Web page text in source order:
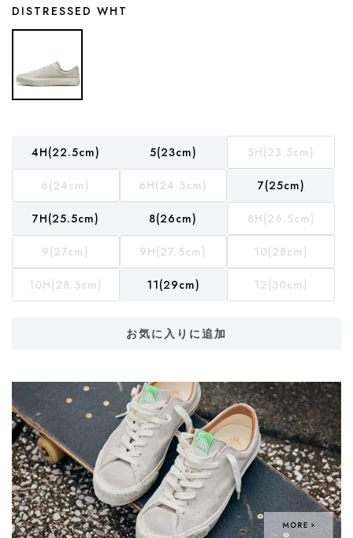
DISTRESSED WHT
4H(22.5cm) 5(23cm) 5H(23.5cm)
6(24cm) 6H(24.5cm) 7(25cm)
7H(25.5cm) 8(26cm) 8H(26.5cm)
9(27cm) 9H(27.5cm) 10(28cm)
10H(28.5cm) 11(29cm) 12(30cm)
お気に入りに追加